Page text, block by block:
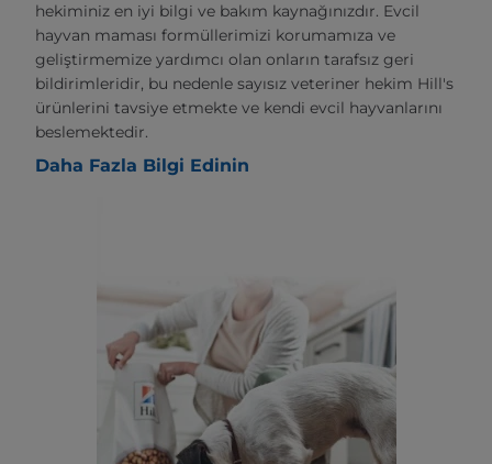
hekiminiz en iyi bilgi ve bakım kaynağınızdır. Evcil
hayvan maması formüllerimizi korumamıza ve
geliştirmemize yardımcı olan onların tarafsız geri
bildirimleridir, bu nedenle sayısız veteriner hekim Hill's
ürünlerini tavsiye etmekte ve kendi evcil hayvanlarını
beslemektedir.
Daha Fazla Bilgi Edinin